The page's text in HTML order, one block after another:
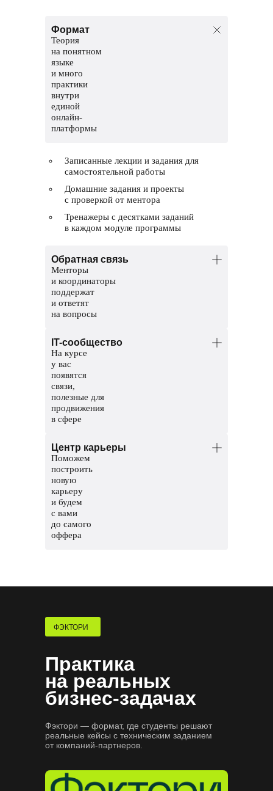
Формат
Теория
на понятном
языке
и много
практики
внутри
единой
онлайн-
платформы
Записанные лекции и задания для
самостоятельной работы
Домашние задания и проекты
с проверкой от ментора
Тренажеры с десятками заданий
в каждом модуле программы
Обратная связь
Менторы
и координаторы
поддержат
и ответят
на вопросы
Помогут разобраться в темах и
проверят домашние задания.
Координаторы — команда заботы
о студентах. Решат организационные
вопросы, поддержат и помогут пройти
обучение до конца.
IT-сообщество
На курсе
у вас
появятся
связи,
полезные для
продвижения
в сфере
с другими студентами
Чат с ментором на платформе, чтобы
прояснить непонятные темы и задания
Мероприятия и стажировки
с партнерами, чтобы наработать опыт
и показать свои скиллы работодателям
Центр карьеры
Поможем
построить
новую
карьеру
и будем
с вами
до самого
оффера
собеседования
Практика
на реальных
бизнес-задачах
Фэктори — формат, где студенты решают
реальные кейсы с техническим заданием
от компаний-партнеров.
ФЭКТОРИ